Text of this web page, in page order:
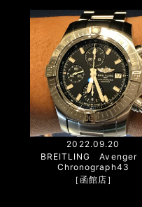
2022.09.20
BREITLING Avenger
Chronograph43
［函館店］